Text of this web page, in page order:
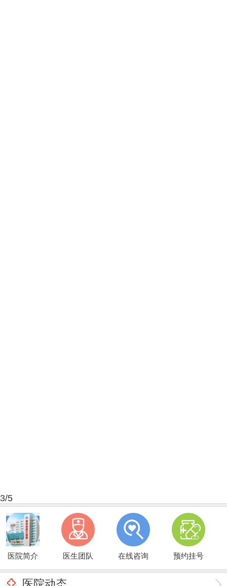
3/5
医院简介 医生团队 在线咨询 预约挂号